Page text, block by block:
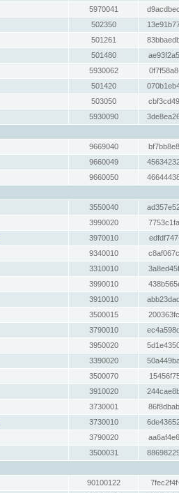
5970041
502350
501261
501480
5930062
501420
503050
5930090
9669040
9660049
9660050
3550040
3990020
3970010
9340010
3310010
3990010
3910010
3500015
3790010
3950020
3390020
3500070
3910020
3730001
3730010
3790020
3500031
90100122